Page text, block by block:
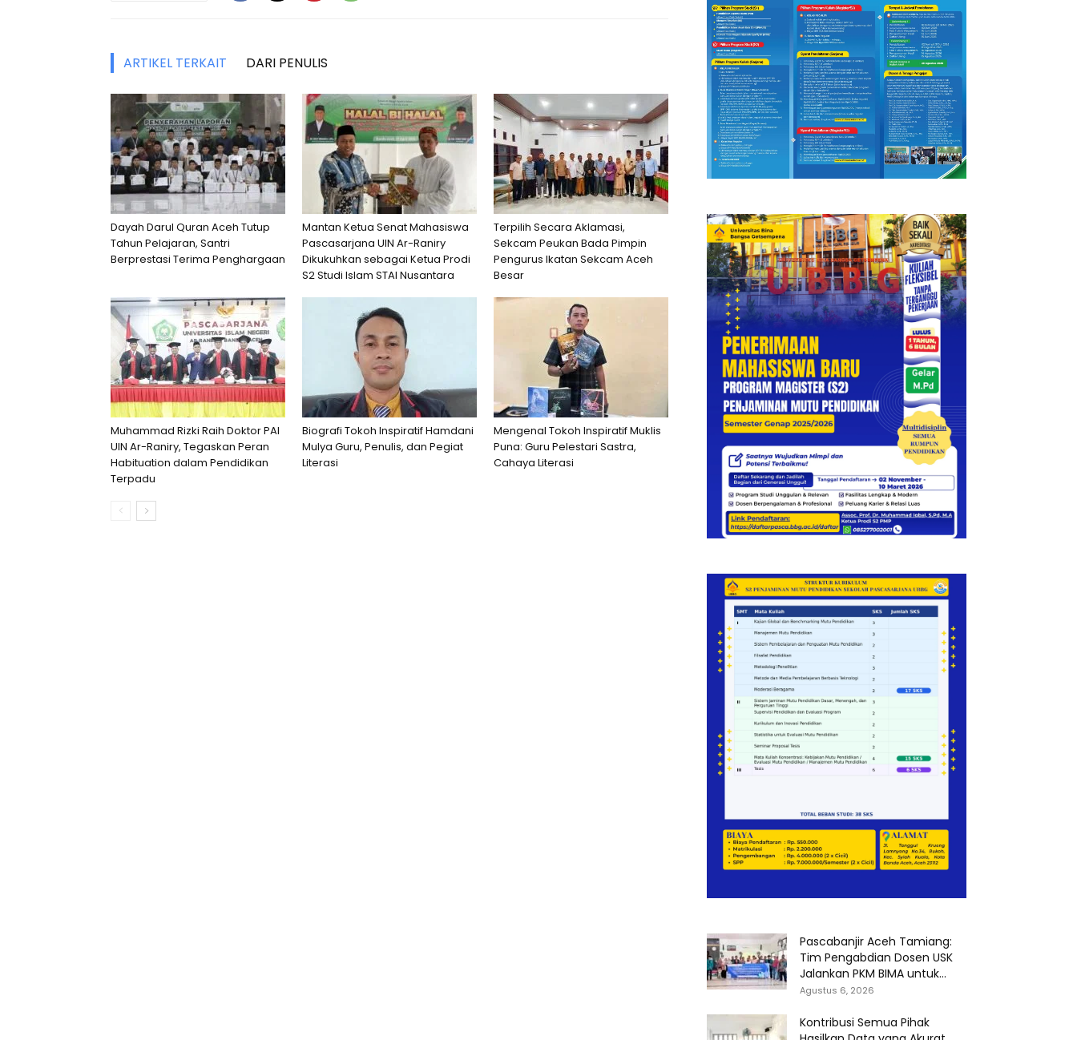
ARTIKEL TERKAIT DARI PENULIS
Dayah Darul Quran Aceh Tutup
Tahun Pelajaran, Santri
Berprestasi Terima Penghargaan
Mantan Ketua Senat Mahasiswa
Pascasarjana UIN Ar-Raniry
Dikukuhkan sebagai Ketua Prodi
S2 Studi Islam STAI Nusantara
Terpilih Secara Aklamasi,
Sekcam Peukan Bada Pimpin
Pengurus Ikatan Sekcam Aceh
Besar
Muhammad Rizki Raih Doktor PAI
UIN Ar-Raniry, Tegaskan Peran
Habituation dalam Pendidikan
Terpadu
Biografi Tokoh Inspiratif Hamdani
Mulya Guru, Penulis, dan Pegiat
Literasi
Mengenal Tokoh Inspiratif Muklis
Puna: Guru Pelestari Sastra,
Cahaya Literasi
Pascabanjir Aceh Tamiang:
Tim Pengabdian Dosen USK
Jalankan PKM BIMA untuk...
Agustus 6, 2026
Kontribusi Semua Pihak